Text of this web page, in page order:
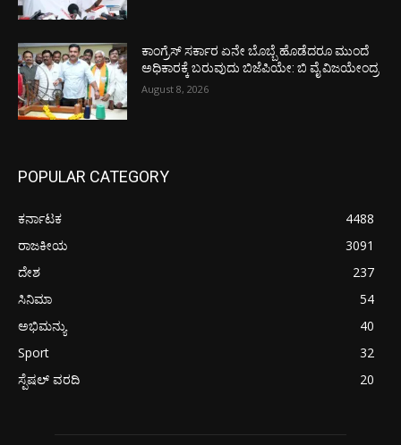
ಕಾಂಗ್ರೆಸ್ ಸರ್ಕಾರ ಏನೇ ಬೊಬ್ಬೆ ಹೊಡೆದರೂ ಮುಂದೆ
ಅಧಿಕಾರಕ್ಕೆ ಬರುವುದು ಬಿಜೆಪಿಯೇ: ಬಿ ವೈ ವಿಜಯೇಂದ್ರ
August 8, 2026
POPULAR CATEGORY
ಕರ್ನಾಟಕ
4488
ರಾಜಕೀಯ
3091
ದೇಶ
237
ಸಿನಿಮಾ
54
ಅಭಿಮನ್ಯು
40
Sport
32
ಸ್ಪೆಷಲ್ ವರದಿ
20